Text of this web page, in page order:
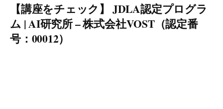
【講座をチェック】 JDLA認定プログラ
ム | AI研究所 – 株式会社VOST（認定番
号：00012）